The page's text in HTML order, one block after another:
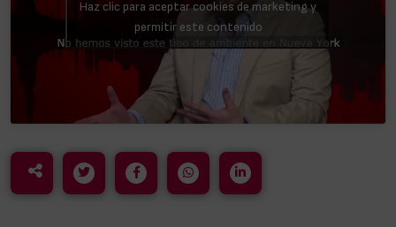
Haz clic para aceptar cookies de marketing y
permitir este contenido